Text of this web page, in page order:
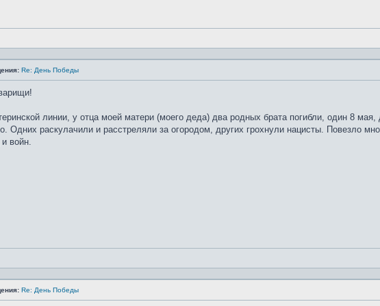
Re: День Победы
линии, у отца моей матери (моего деда) два родных брата погибли, один 8
Одних раскулачили и расстреляли за огородом, других грохнули нацисты. Повезло
войн.
Re: День Победы